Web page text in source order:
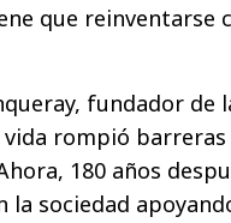
que reinventarse
fundador de
vida rompió
180 años
la sociedad